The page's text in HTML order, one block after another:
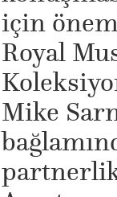
için
Royal
Mike